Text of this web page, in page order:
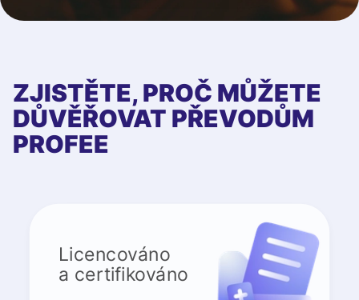
ZJISTĚTE, PROČ MŮŽETE
DŮVĚŘOVAT PŘEVODŮM
PROFEE
Licencováno
a certifikováno